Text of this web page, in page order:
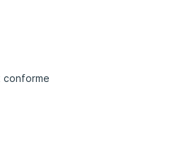
conforme